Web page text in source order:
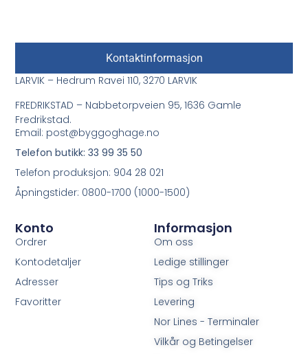
Informasjon
Om oss
Ledige stillinger
Tips og Triks
Levering
Nor Lines - Terminaler
Vilkår og Betingelser
Konto
Ordrer
Kontodetaljer
Adresser
Favoritter
Kontaktinformasjon
LARVIK – Hedrum Ravei 110, 3270 LARVIK
FREDRIKSTAD – Nabbetorpveien 95, 1636 Gamle
Fredrikstad.
Email: post@byggoghage.no
Telefon butikk: 33 99 35 50
Telefon produksjon: 904 28 021
Åpningstider: 0800-1700 (1000-1500)